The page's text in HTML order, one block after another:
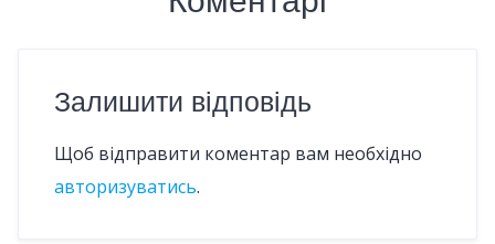
Залишити відповідь
Щоб відправити коментар вам необхідно
авторизуватись.